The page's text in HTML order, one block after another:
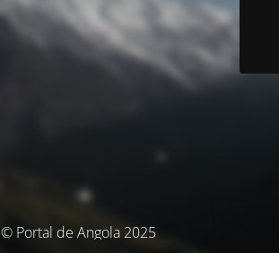
© Portal de Angola 2025